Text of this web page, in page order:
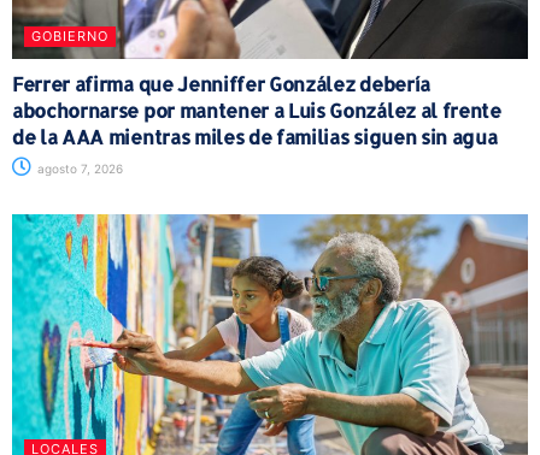
GOBIERNO
Ferrer afirma que Jenniffer González debería
abochornarse por mantener a Luis González al frente
de la AAA mientras miles de familias siguen sin agua
agosto 7, 2026
LOCALES